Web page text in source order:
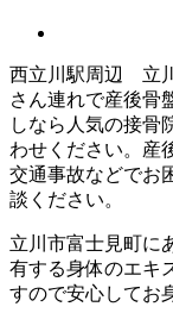
西立川駅周辺 立
さん連れで産後骨
しなら人気の接骨
わせください。産
交通事故などでお
談ください。
立川市富士見町に
有する身体のエキ
すので安心してお